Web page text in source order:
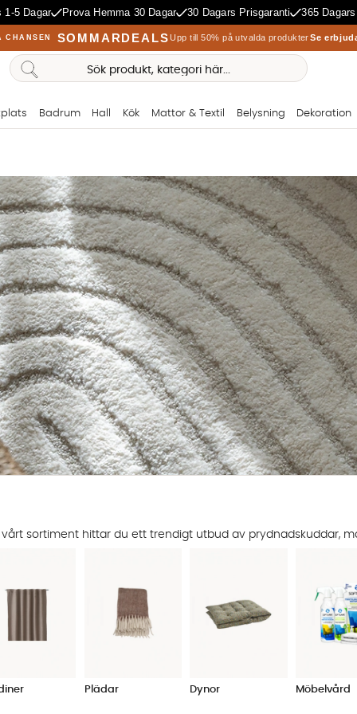
1-5 Dagar Prova Hemma 30 Dagar 30 Dagars Prisgaranti 365
CHANSEN SOMMARDEALSUpp till 50% på utvalda produkterSe
Badrum Hall Kök Mattor & Textil Belysning Dekoration
sortiment hittar du ett trendigt utbud av prydnadskuddar,
Plädar Dynor Möbelvård